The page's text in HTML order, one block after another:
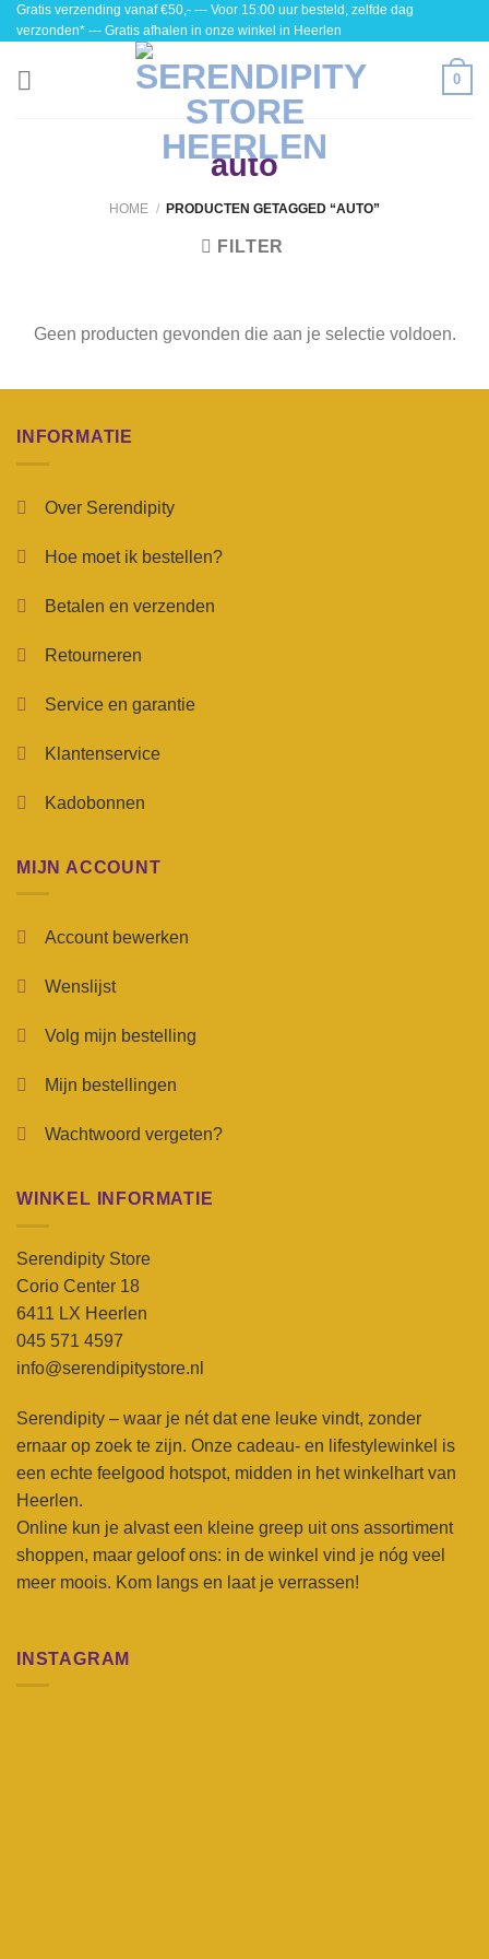
Skip
to
content
Gratis verzending vanaf €50,- --- Voor 15:00 uur besteld, zelfde dag
verzonden* --- Gratis afhalen in onze winkel in Heerlen
0
auto
HOME / PRODUCTEN GETAGGED “AUTO”
FILTER
Geen producten gevonden die aan je selectie voldoen.
INFORMATIE
Over Serendipity
Hoe moet ik bestellen?
Betalen en verzenden
Retourneren
Service en garantie
Klantenservice
Kadobonnen
MIJN ACCOUNT
Account bewerken
Wenslijst
Volg mijn bestelling
Mijn bestellingen
Wachtwoord vergeten?
WINKEL INFORMATIE
Serendipity Store
Corio Center 18
6411 LX Heerlen
045 571 4597
info@serendipitystore.nl
Serendipity – waar je nét dat ene leuke vindt, zonder
ernaar op zoek te zijn. Onze cadeau- en lifestylewinkel is
een echte feelgood hotspot, midden in het winkelhart van
Heerlen.
Online kun je alvast een kleine greep uit ons assortiment
shoppen, maar geloof ons: in de winkel vind je nóg veel
meer moois. Kom langs en laat je verrassen!
INSTAGRAM